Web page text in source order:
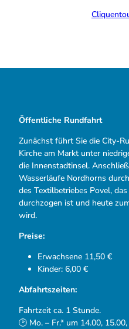
Öffentliche Rundfahrt
Zunächst führt Sie die City-
Kirche am Markt unter
die Innenstadtinsel.
Wasserläufe Nordhorns
des Textilbetriebes Povel,
durchzogen ist und heute
wird.
Preise:
Erwachsene 11,50 €
Kinder: 6,00 €
Abfahrtszeiten:
Fahrtzeit ca. 1 Stunde.
🕑 Mo. – Fr.* um 14.00,